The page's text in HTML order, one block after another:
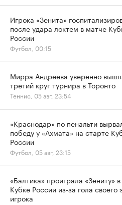
Игрока «Зенита»
после удара локтем в матче
России
Футбол, 00:15
Мирра Андреева уверенно
третий круг турнира в Торонто
Теннис, 05 авг, 23:54
«Краснодар» по пенальти
победу у «Ахмата» на старте
России
Футбол, 05 авг, 23:15
«Балтика» проиграла «Зениту» в
Кубке России из-за гола своего
игрока